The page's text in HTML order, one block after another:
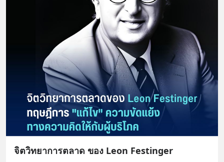
จิตวิทยาการตลาด ของ Leon Festinger